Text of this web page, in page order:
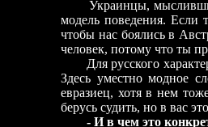
Украинцы, мыслившие
модель поведения. Если
чтобы нас боялись в
человек, потому что ты
Для русского
Здесь уместно модное
евразиец, хотя в нем
берусь судить, но в вас
- И в чем это